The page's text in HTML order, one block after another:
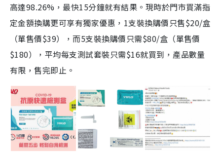
高達98.26%，最快15分鐘就有結果。現時於門市買滿指
定金額換購更可享有獨家優惠，1支裝換購價只售$20/盒
（單售價$39），而5支裝換購價只需$80/盒（單售價
$180），平均每支測試套裝只需$16就買到，產品數量
有限，售完即止。